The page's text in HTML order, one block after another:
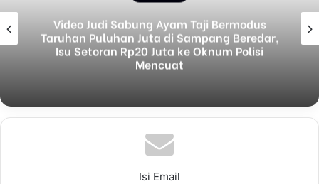
Video Judi Sabung Ayam Taji Bermodus
Taruhan Puluhan Juta di Sampang Beredar,
Isu Setoran Rp20 Juta ke Oknum Polisi
Mencuat
Isi Email